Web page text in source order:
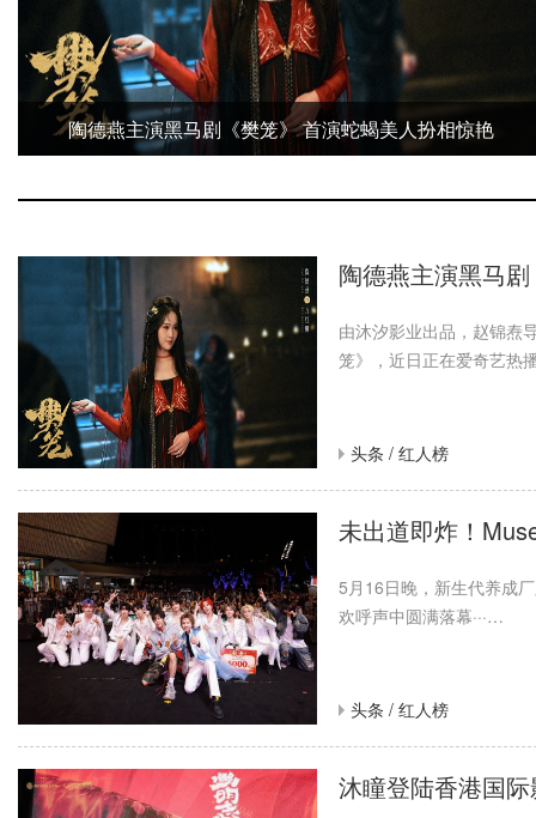
陶德燕主演黑马剧《樊笼》 首演蛇蝎美人扮相惊艳
陶德燕主演黑马
由沐汐影业出品，赵锦焘
笼》，近日正在爱奇艺热
头条 / 红人榜
未出道即炸！
5月16日晚，新生代养成
欢呼声中圆满落幕···…
头条 / 红人榜
沐瞳登陆香港国